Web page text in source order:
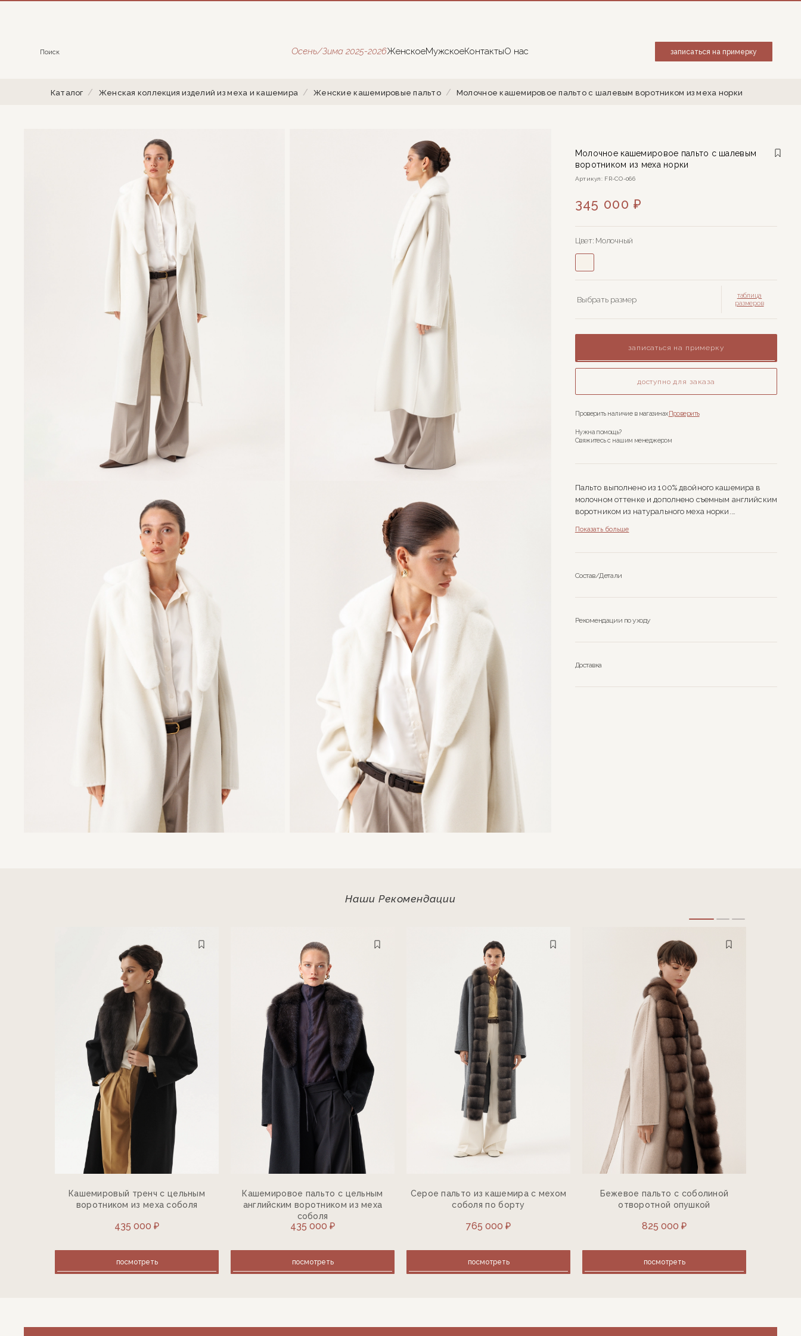
Поиск Осень/Зима 2025-2026ЖенскоеМужскоеКонтактыО нас записаться на примерку
Каталог Женская коллекция изделий из меха и кашемира Женские кашемировые пальто Молочное кашемировое пальто с шалевым воротником из меха норки
Молочное кашемировое пальто с шалевым
воротником из меха норки
Артикул: FR-CO-066
345 000 ₽
Цвет: Молочный
Выбрать размер
таблица
размеров
записаться на примерку
доступно для заказа
Проверить наличие в магазинахПроверить
Нужна помощь?
Свяжитесь с нашим менеджером
Пальто выполнено из 100% двойного кашемира в
молочном оттенке и дополнено съемным английским
воротником из натурального меха норки.
подходил к цвету кашемирового пальто.
носиться как классическое весенне-осеннее пальто
Показать больше
Состав/Детали
Рекомендации по уходу
Доставка
Наши Рекомендации
Кашемировый тренч с цельным
воротником из меха соболя
435 000 ₽
посмотреть
Кашемировое пальто с цельным
английским воротником из меха
соболя
435 000 ₽
посмотреть
Серое пальто из кашемира с мехом
соболя по борту
765 000 ₽
посмотреть
Бежевое пальто с соболиной
отворотной опушкой
825 000 ₽
посмотреть